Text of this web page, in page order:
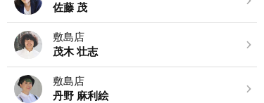
佐藤 茂
敷島店
茂木 壮志
敷島店
丹野 麻利絵